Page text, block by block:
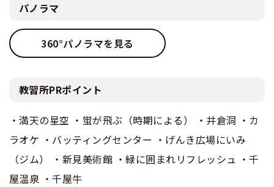
パノラマ
360°パノラマを見る
教習所PRポイント
・満天の星空 ・蛍が飛ぶ（時期による） ・井倉洞 ・カ
ラオケ ・バッティングセンター ・げんき広場にいみ
（ジム） ・新見美術館 ・緑に囲まれリフレッシュ ・千
屋温泉 ・千屋牛